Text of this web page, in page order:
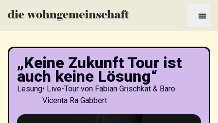
„Keine Zukunft Tour ist
auch keine Lösung“
Lesung• Live-Tour von Fabian Grischkat & Baro
Vicenta Ra Gabbert